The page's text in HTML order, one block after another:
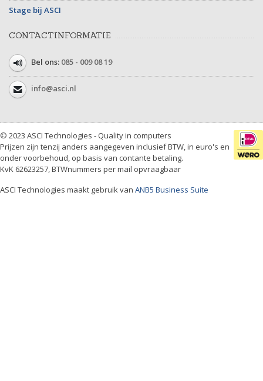
Stage bij ASCI
CONTACTINFORMATIE
Bel ons: 085 - 009 08 19
info@asci.nl
© 2023 ASCI Technologies - Quality in computers
Prijzen zijn tenzij anders aangegeven inclusief BTW, in euro's en
onder voorbehoud, op basis van contante betaling.
KvK 62623257, BTWnummers per mail opvraagbaar
ASCI Technologies maakt gebruik van ANB5 Business Suite